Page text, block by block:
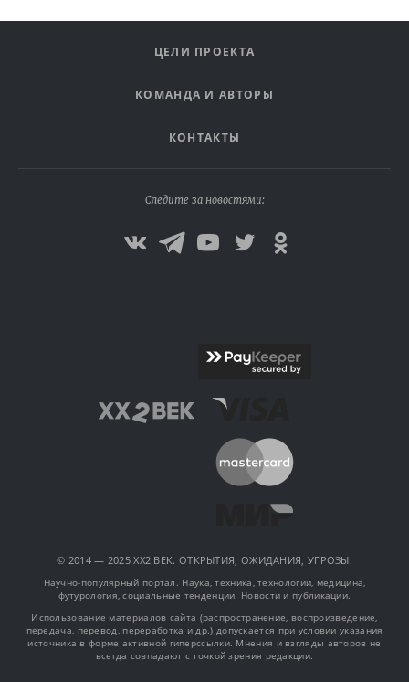
ЦЕЛИ ПРОЕКТА
КОМАНДА И АВТОРЫ
КОНТАКТЫ
Следите за новостями:
© 2014 — 2025 XX2 ВЕК. ОТКРЫТИЯ, ОЖИДАНИЯ, УГРОЗЫ.
Научно-популярный портал. Наука, техника, технологии, медицина,
футурология, социальные тенденции. Новости и публикации.
Использование материалов сайта (распространение, воспроизведение,
передача, перевод, переработка и др.) допускается при условии указания
источника в форме активной гиперссылки. Мнения и взгляды авторов не
всегда совпадают с точкой зрения редакции.